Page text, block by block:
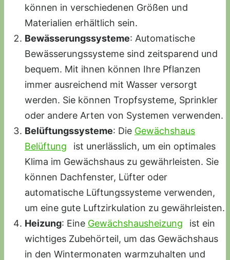
können in verschiedenen Größen und
Materialien erhältlich sein.
Bewässerungssysteme: Automatische
Bewässerungssysteme sind zeitsparend und
bequem. Mit ihnen können Ihre Pflanzen
immer ausreichend mit Wasser versorgt
werden. Sie können Tropfsysteme, Sprinkler
oder andere Arten von Systemen verwenden.
Belüftungssysteme: Die Gewächshaus
Belüftung
ist unerlässlich, um ein optimales
Klima im Gewächshaus zu gewährleisten. Sie
können Dachfenster, Lüfter oder
automatische Lüftungssysteme verwenden,
um eine gute Luftzirkulation zu gewährleisten.
Heizung: Eine Gewächshausheizung
ist ein
wichtiges Zubehörteil, um das Gewächshaus
in den Wintermonaten warmzuhalten und